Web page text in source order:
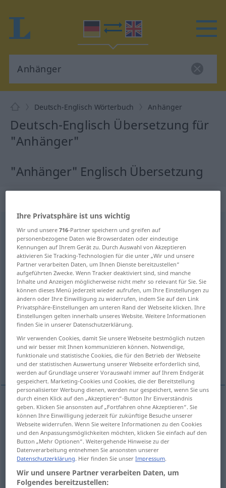
Deutsch-Englisch Wörterbuch Anhänger
Deutsch-Englisch Übersetzung für
"Anhänger"
"Anhänger" Englisch Übersetzung
Anhänger Anhängers Anhänger
Übersicht aller Übersetzungen
(Für mehr Details die Übersetzung anklicken/antippen)
adherent, follower, supporter disciple
devotee, buff, fan trailer tender
pendant, locket tie-on label, tag
tab scion, graft
adherent Anhängereiner Partei etc
follower Anhänger einer Partei etc
supporter Anhänger einer Partei etc
Ihre Privatsphäre ist uns wichtig
Wir und unsere716-Partner speichern und greifen auf
personenbezogene Daten wie Browserdaten oder eindeutige
Kennungen auf Ihrem Gerät zu. Durch Auswahl von Akzeptieren
aktivieren Sie Tracking-Technologien für die unter „Wir und unsere
Partner verarbeiten Daten, um Ihnen Dienste bereitzustellen“
aufgeführten Zwecke. Wenn Tracker deaktiviert sind, sind manche
Inhalte und Anzeigen möglicherweise nicht mehr so relevant für Sie. Sie
können dieses Menü jederzeit wieder aufrufen, um Ihre Einstellungen zu
ändern oder Ihre Einwilligung zu widerrufen, indem Sie auf den Link
Privatsphäre-Einstellungen am unteren Rand der Webseite klicken. Ihre
Einstellungen gelten innerhalb unseres Website. Weitere Informationen
finden Sie in unserer Datenschutzerklärung.
Wir verwenden Cookies, damit Sie unsere Webseite bestmöglich nutzen
und wir besser mit Ihnen kommunizieren können. Notwendige,
funktionale und statistische Cookies, die für den Betrieb der Webseite
und der statistischen Auswertung unserer Webseite erforderlich sind,
werden auf Grundlage unserer Vorauswahl immer auf Ihrem Endgerät
gespeichert. Marketing-Cookies und Cookies, die der Bereitstellung
personalisierter Werbung dienen, werden nur gespeichert, wenn Sie uns
durch einen Klick auf den „Akzeptieren“-Button Ihr Einverständnis
geben. Klicken Sie ansonsten auf „Fortfahren ohne Akzeptieren“. Sie
können Ihre Einwilligung jederzeit für zukünftige Besuche unserer
Webseite widerrufen. Wenn Sie weitere Informationen zu den Cookies
und den Anpassungsmöglichkeiten möchten, klicken Sie einfach auf den
Button „Mehr Optionen“. Weitergehende Hinweise zu der
Datenverarbeitung entnehmen Sie ansonsten unserer
Datenschutzerklärung. Hier finden Sie unserImpressum.
Wir und unsere Partner verarbeiten Daten, um
Folgendes bereitzustellen: